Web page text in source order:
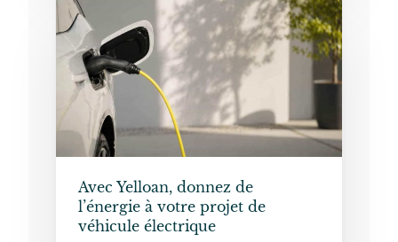
Avec Yelloan, donnez de
l’énergie à votre projet de
véhicule électrique